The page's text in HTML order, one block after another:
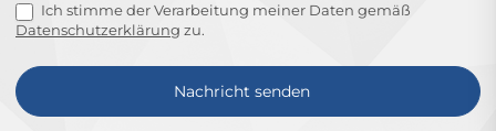
Ich stimme der Verarbeitung meiner Daten gemäß
Datenschutzerklärung zu.
Nachricht senden